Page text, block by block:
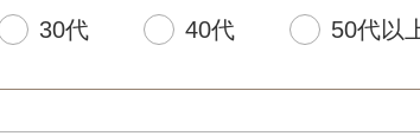
30代 40代 50代以